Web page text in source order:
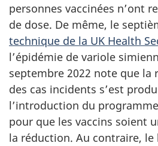
personnes vaccinées n’ont
de dose. De même, le
technique de la UK Health
l’épidémie de variole
septembre 2022 note que la
des cas incidents s’est
l’introduction du
pour que les vaccins soient
la réduction. Au contraire,